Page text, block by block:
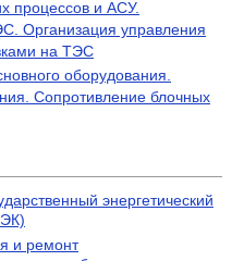
процессов и АСУ.
Организация управления
на ТЭС
оборудования.
Сопротивление блочных
энергетический
и ремонт